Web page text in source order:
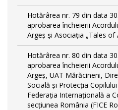
Hotărârea nr. 79 din data
aprobarea încheierii
Argeș și Asociația „Tales of
Hotărârea nr. 80 din data
aprobarea încheierii
Argeș, UAT Mărăcineni,
Socială și Protecția Copilului
Federația Internațională a
secțiunea România (FICE